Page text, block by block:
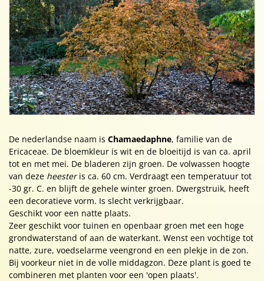
De nederlandse naam is Chamaedaphne, familie van de
Ericaceae. De bloemkleur is wit en de bloeitijd is van ca. april
tot en met mei. De bladeren zijn groen. De volwassen hoogte
van deze heesteris ca. 60 cm. Verdraagt een temperatuur tot
-30 gr. C. en blijft de gehele winter groen. Dwergstruik, heeft
een decoratieve vorm. Is slecht verkrijgbaar.
Geschikt voor een natte plaats.
Zeer geschikt voor tuinen en openbaar groen met een hoge
grondwaterstand of aan de waterkant. Wenst een vochtige tot
natte, zure, voedselarme veengrond en een plekje in de zon.
Bij voorkeur niet in de volle middagzon. Deze plant is goed te
combineren met planten voor een 'open plaats'.